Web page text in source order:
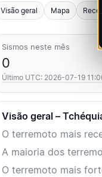
Visão geral Mapa
Sismos neste mês
0
Último UTC: 2026-07-19
Visão geral –
O terremoto mais
A maioria dos
O terremoto mais